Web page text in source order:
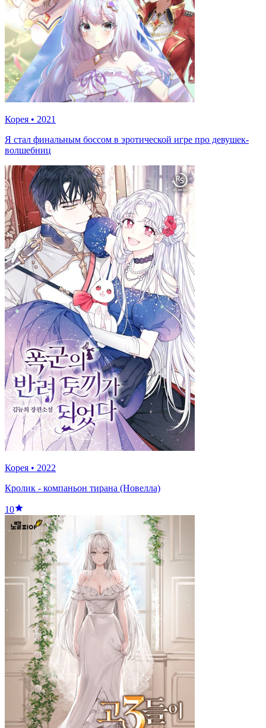
Корея • 2021
Я стал финальным боссом в эротической игре про девушек-
волшебниц
Корея • 2022
Кролик - компаньон тирана (Новелла)
10